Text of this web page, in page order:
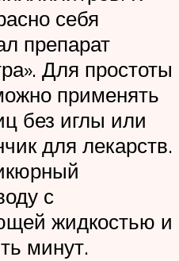
себя
препарат
Для простоты
применять
без иглы или
для лекарств.
с
жидкостью и
минут.